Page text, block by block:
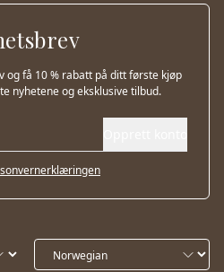
og få 10 % rabatt på ditt første kjøp
nyhetene og eksklusive tilbud.